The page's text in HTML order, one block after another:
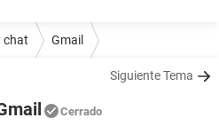
chat Gmail
Siguiente Tema
Cerrado